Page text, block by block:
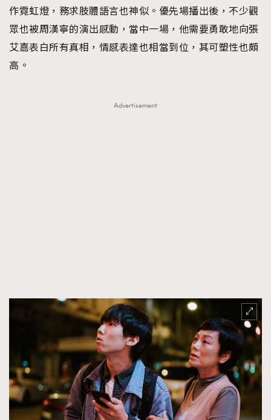
作霓虹燈，務求肢體語言也神似。優先場播出後，不少觀
眾也被周漢寧的演出感動，當中一場，他需要勇敢地向張
艾嘉表白所有真相，情感表達也相當到位，其可塑性也頗
高。
Advertisement